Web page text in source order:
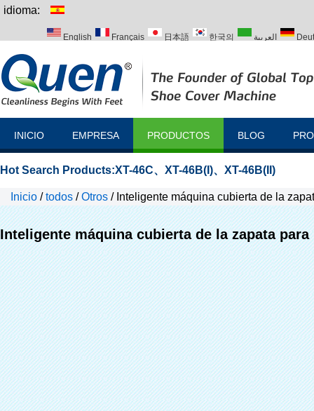
idioma:
English Français 日本語 한국의 العربية
INICIO EMPRESA PRODUCTOS BLOG
Hot Search Products:XT-46C、 XT-46B(I)、 XT-46B(II)
Inicio /todos /Otros / Inteligente máquina cubierta de la
Inteligente máquina cubierta de la zapata